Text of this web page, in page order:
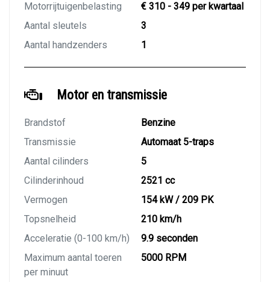
Motorrijtuigenbelasting
€ 310 - 349 per kwartaal
Aantal sleutels
3
Aantal handzenders
1
Motor en transmissie
Brandstof
Benzine
Transmissie
Automaat 5-traps
Aantal cilinders
5
Cilinderinhoud
2521 cc
Vermogen
154 kW / 209 PK
Topsnelheid
210 km/h
Acceleratie (0-100 km/h)
9.9 seconden
Maximum aantal toeren
per minuut
5000 RPM